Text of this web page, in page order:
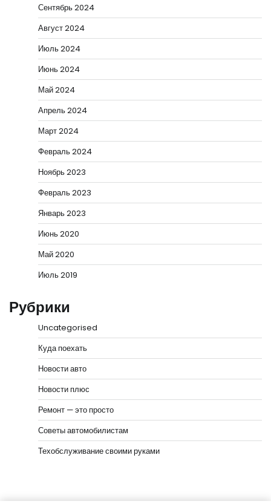
Сентябрь 2024
Август 2024
Июль 2024
Июнь 2024
Май 2024
Апрель 2024
Март 2024
Февраль 2024
Ноябрь 2023
Февраль 2023
Январь 2023
Июнь 2020
Май 2020
Июль 2019
Рубрики
Uncategorised
Куда поехать
Новости авто
Новости плюс
Ремонт — это просто
Советы автомобилистам
Техобслуживание своими руками